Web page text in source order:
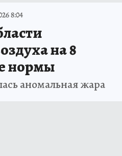
8:04
на 8
нормы
аномальная жара